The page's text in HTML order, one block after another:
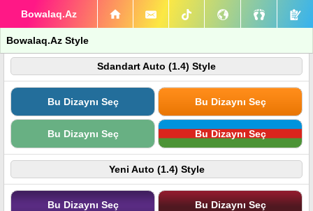
Bowalaq.Az
Bowalaq.Az Style
Sdandart Auto (1.4) Style
Bu Dizaynı Seç Bu Dizaynı Seç
Bu Dizaynı Seç Bu Dizaynı Seç
Yeni Auto (1.4) Style
Bu Dizaynı Seç Bu Dizaynı Seç